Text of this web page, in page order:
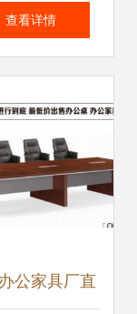
载与销售灵
查看详情
公家具厂直